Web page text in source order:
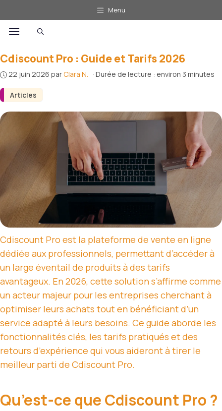
au
contenu
Menu
Menu
Articles
Cdiscount Pro : Guide et Tarifs 2026
22 juin 2026 par Clara N. · Durée de lecture : environ 3 minutes
Cdiscount Pro est la plateforme de vente en ligne
dédiée aux professionnels, permettant d’accéder à
un large éventail de produits à des tarifs
avantageux. En 2026, cette solution s’affirme comme
un acteur majeur pour les entreprises cherchant à
optimiser leurs achats tout en bénéficiant d’un
service adapté à leurs besoins. Ce guide aborde les
fonctionnalités clés, les tarifs pratiqués et des
retours d’expérience qui vous aideront à tirer le
meilleur parti de Cdiscount Pro.
Qu’est-ce que Cdiscount Pro ?